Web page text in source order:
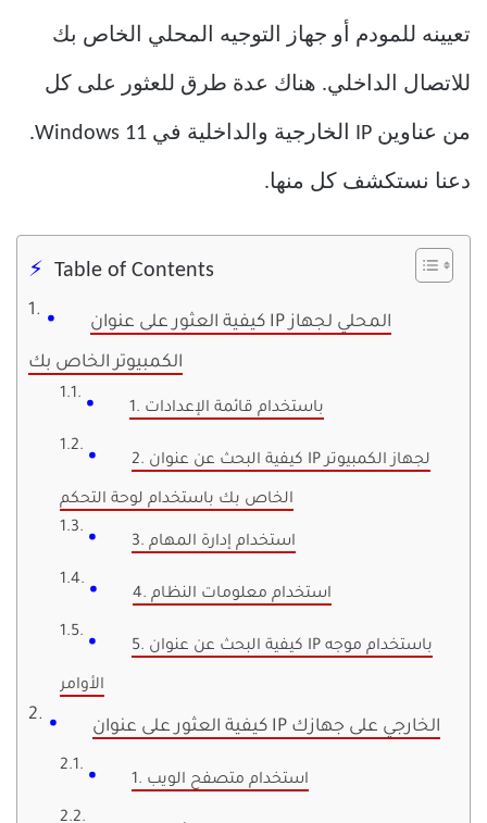
تعيينه للمودم أو جهاز التوجيه المحلي الخاص بك
للاتصال الداخلي. هناك عدة طرق للعثور على كل
من عناوين IP الخارجية والداخلية في Windows 11.
دعنا نستكشف كل منها.
Table of Contents
كيفية العثور على عنوان IP المحلي لجهاز
الكمبيوتر الخاص بك
1. باستخدام قائمة الإعدادات
2. كيفية البحث عن عنوان IP لجهاز الكمبيوتر
الخاص بك باستخدام لوحة التحكم
3. استخدام إدارة المهام
4. استخدام معلومات النظام
5. كيفية البحث عن عنوان IP باستخدام موجه
الأوامر
كيفية العثور على عنوان IP الخارجي على جهازك
1. استخدام متصفح الويب